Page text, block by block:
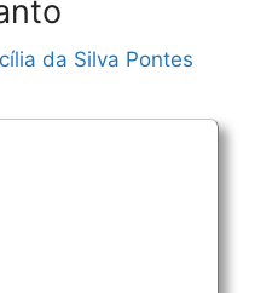
da Silva Pontes